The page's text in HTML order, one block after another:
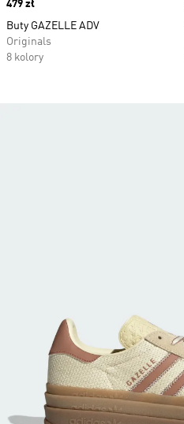
Price
479 zł
Buty GAZELLE ADV
Originals
8 kolory